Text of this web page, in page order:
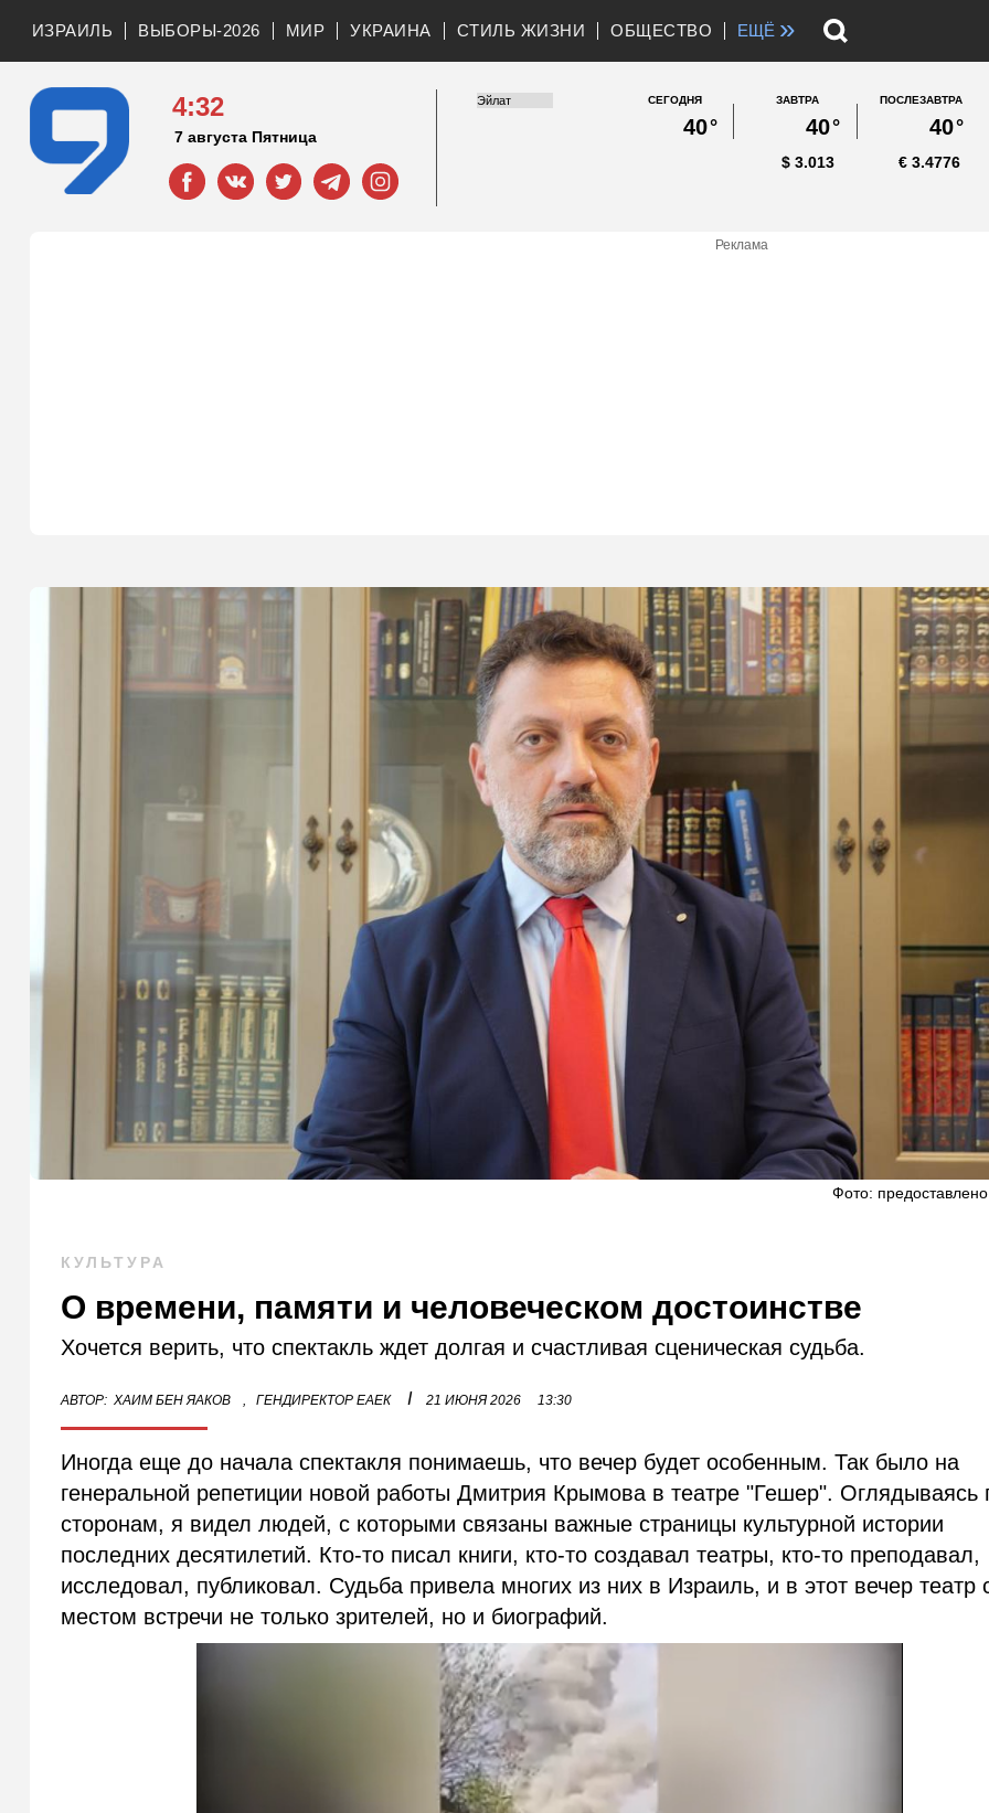
ИЗРАИЛЬ ВЫБОРЫ-2026 МИР УКРАИНА СТИЛЬ ЖИЗНИ ОБЩЕСТВО ЕЩЁ »
4:32
7 августа Пятница
СЕГОДНЯ
40°
ЗАВТРА
40°
ПОСЛЕЗАВТРА
40°
3.013
$ 3.4776
€
Реклама
Фото:
КУЛЬТУРА
О времени, памяти и человеческом достоинстве
Хочется верить, что спектакль ждет долгая и счастливая сценическая судьба.
АВТОР: ХАИМ БЕН ЯАКОВ , ГЕНДИРЕКТОР ЕАЕК I 21 ИЮНЯ 2026 13:30
Иногда еще до начала спектакля понимаешь, что вечер будет особенным. Так было на
генеральной репетиции новой работы Дмитрия Крымова в театре "Гешер". Оглядываясь
сторонам, я видел людей, с которыми связаны важные страницы культурной истории
последних десятилетий. Кто-то писал книги, кто-то создавал театры, кто-то преподавал,
исследовал, публиковал. Судьба привела многих из них в Израиль, и в этот вечер театр
местом встречи не только зрителей, но и биографий.